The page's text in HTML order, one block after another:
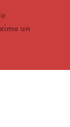
un